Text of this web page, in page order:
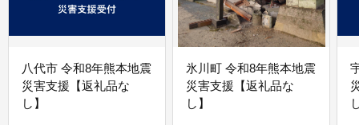
八代市 令和8年熊本地震
災害支援【返礼品な
し】
氷川町 令和8年熊本地震
災害支援【返礼品な
し】